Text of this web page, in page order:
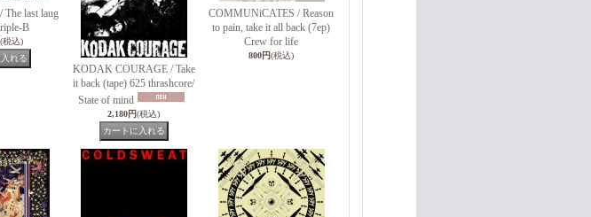
last laug
B
(税込)
KODAK COURAGE / Take
it back (tape) 625 thrashcore/
State of mind
2,180円(税込)
COMMUNiCATES / Reason
to pain, take it all back (7ep)
Crew for life
800円(税込)